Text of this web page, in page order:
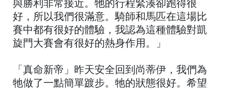
與勝利非常接近。牠的行程緊湊卻跑得很
好，所以我們很滿意。騎師和馬匹在這場比
賽中都有很好的體驗，我認為這種體驗對凱
旋門大賽會有很好的熱身作用。」
「真命新帝」昨天安全回到尚蒂伊，我們為
牠做了一點簡單踱步。牠的狀態很好。希望